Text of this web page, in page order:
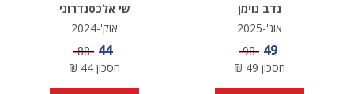
נדב נוימן
אוג'-2025
מחיר מבצע
49 מחיר
98
חסכון 49
₪
שי אלכסנדרוני
אוק'-2024
מחיר מבצע
44 מחיר
88
חסכון 44
₪